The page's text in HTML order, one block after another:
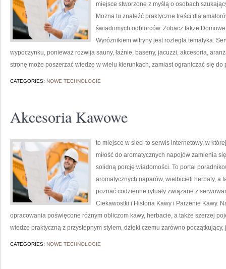
miejsce stworzone z myślą o osobach
Można tu znaleźć praktyczne treści dla
świadomych odbiorców. Zobacz także
Wyróżnikiem witryny jest rozległa tematyka.
wypoczynku, ponieważ rozwija sauny, łaźnie, baseny, jacuzzi, akcesoria,
stronę może poszerzać wiedzę w wielu kierunkach, zamiast ograniczać się do
CATEGORIES: NOWE TECHNOLOGIE
Akcesoria Kawowe
to miejsce w sieci to serwis internetowy, w
miłość do aromatycznych napojów zamienia
solidną porcję wiadomości. To portal
aromatycznych naparów, wielbicieli herbaty, a
poznać codzienne rytuały związane z
Ciekawostki i Historia Kawy i Parzenie Kawy.
opracowania poświęcone różnym obliczom kawy, herbacie, a także szerzej
wiedzę praktyczną z przystępnym stylem, dzięki czemu zarówno początkujący,
CATEGORIES: NOWE TECHNOLOGIE